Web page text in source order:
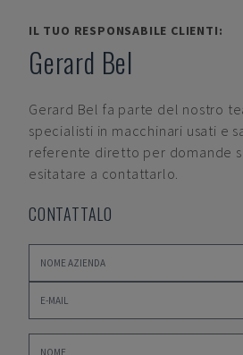
IL TUO RESPONSABILE CLIENTI:
Gerard Bel
Gerard Bel fa parte del nostro
specialisti in macchinari usati e
referente diretto per domande
esitatare a contattarlo.
CONTATTALO